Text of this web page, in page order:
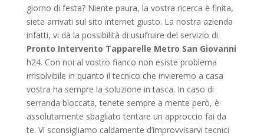
giorno di festa? Niente paura, la vostra ricerca è finita,
siete arrivati sul sito internet giusto. La nostra azienda
infatti, vi dà la possibilità di usufruire del servizio di
Pronto Intervento Tapparelle Metro San Giovanni
h24. Con noi al vostro fianco non esiste problema
irrisolvibile in quanto il tecnico che invieremo a casa
vostra ha sempre la soluzione in tasca. In caso di
serranda bloccata, tenete sempre a mente però, è
assolutamente sbagliato tentare un approccio fai da
te. Vi sconsigliamo caldamente d’improvvisarvi tecnici